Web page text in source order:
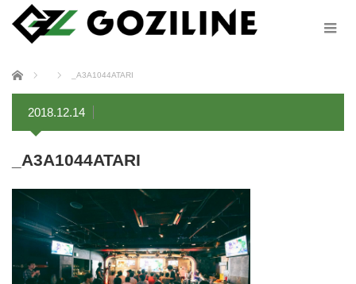
ホーム _A3A1044ATARI
2018.12.14
_A3A1044ATARI